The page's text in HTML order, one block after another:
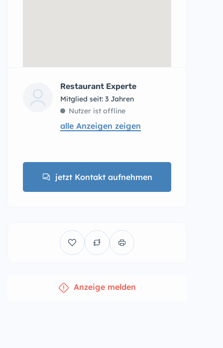
Restaurant Experte
Mitglied seit: 3 Jahren
Nutzer ist offline
alle Anzeigen zeigen
jetzt Kontakt aufnehmen
Anzeige melden